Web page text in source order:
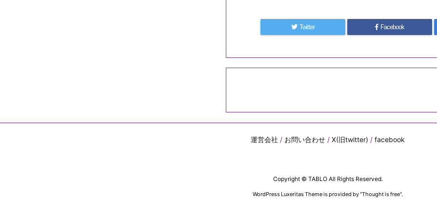
Twitter Facebook
運営会社 / お問い合わせ/ X(旧twitter) / facebook
Copyright © TABLOAll Rights Reserved.
WordPress Luxeritas Theme is provided by "Thought is free".